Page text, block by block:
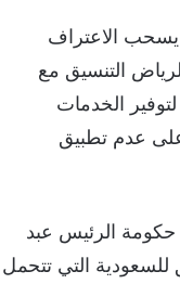
الاعتراف
التنسيق مع
الخدمات
عدم تطبيق
الرئيس عبد
التي تتحمل